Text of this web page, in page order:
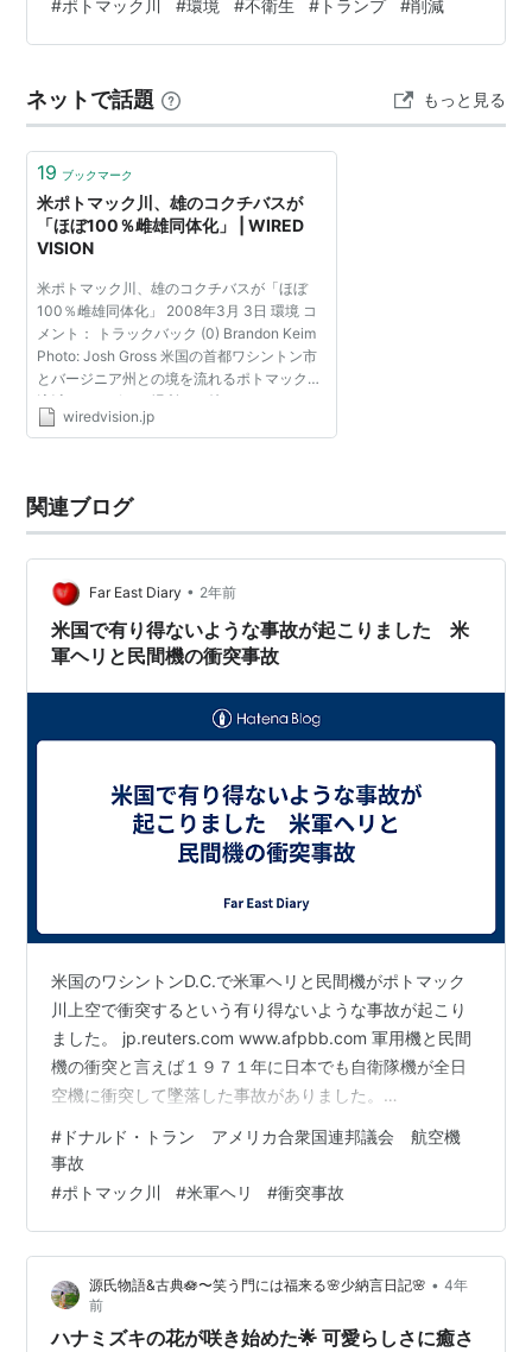
川を汚染し、道路を冠水させ、時には家屋への逆流を引
き起こし、人々の健康を脅かしているのです。 調査で
1,000の公益事業体が汚染基準に重大な違反を犯してお
り、さらに少なくとも27…
#ポトマック川 #環境 #不衛生 # トランプ #削減
ネットで話題 もっと見る
19 ブックマーク
米ポトマック川、雄のコクチバスが
「ほぼ100％雌雄同体化」 | WIRED
VISION
米ポトマック川、雄のコクチバスが「ほぼ
100％雌雄同体化」 2008年3月 3日 環境 コ
メント： トラックバック (0) Brandon Keim
Photo: Josh Gross 米国の首都ワシントン市
とバージニア州との境を流れるポトマック川
流域のさまざまな場所で、雄のコクチバスの
ほぼすべてが雌雄同体化している。 米国地質
wiredvision.jp
関連ブログ
Far East Diary • 2年前
米国で有り得ないような事故が起こりました 米
軍ヘリと民間機の衝突事故
米国のワシントンD.C.で米軍ヘリと民間機がポトマック
川上空で衝突するという有り得ないような事故が起こり
ました。 jp.reuters.com www.afpbb.com 軍用機と民間
機の衝突と言えば１９７１年に日本でも自衛隊機が全日
空機に衝突して墜落した事故がありました。
解です。 第二次トランプ政権の閣僚の議会承認を得るた
めの聴聞会が行われている最中に、すぐ近くでこんな事
# ドナルド・トラン アメリカ合衆国連邦議会 航空機
事故
#ポトマック川 #米軍ヘリ #衝突事故
源氏物語&古典🪷〜笑う門には福来る🌸少納言日記🌸 • 4年
前
ハナミズキの花が咲き始めた🌟 可愛らしさに癒さ